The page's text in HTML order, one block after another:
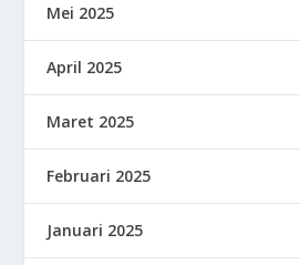
Mei 2025
April 2025
Maret 2025
Februari 2025
Januari 2025